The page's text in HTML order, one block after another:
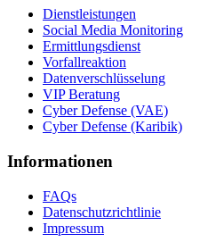
Dienstleistungen
Social Media Monitoring
Ermittlungsdienst
Vorfallreaktion
Datenverschlüsselung
VIP Beratung
Cyber Defense (VAE)
Cyber Defense (Karibik)
Informationen
FAQs
Datenschutzrichtlinie
Impressum